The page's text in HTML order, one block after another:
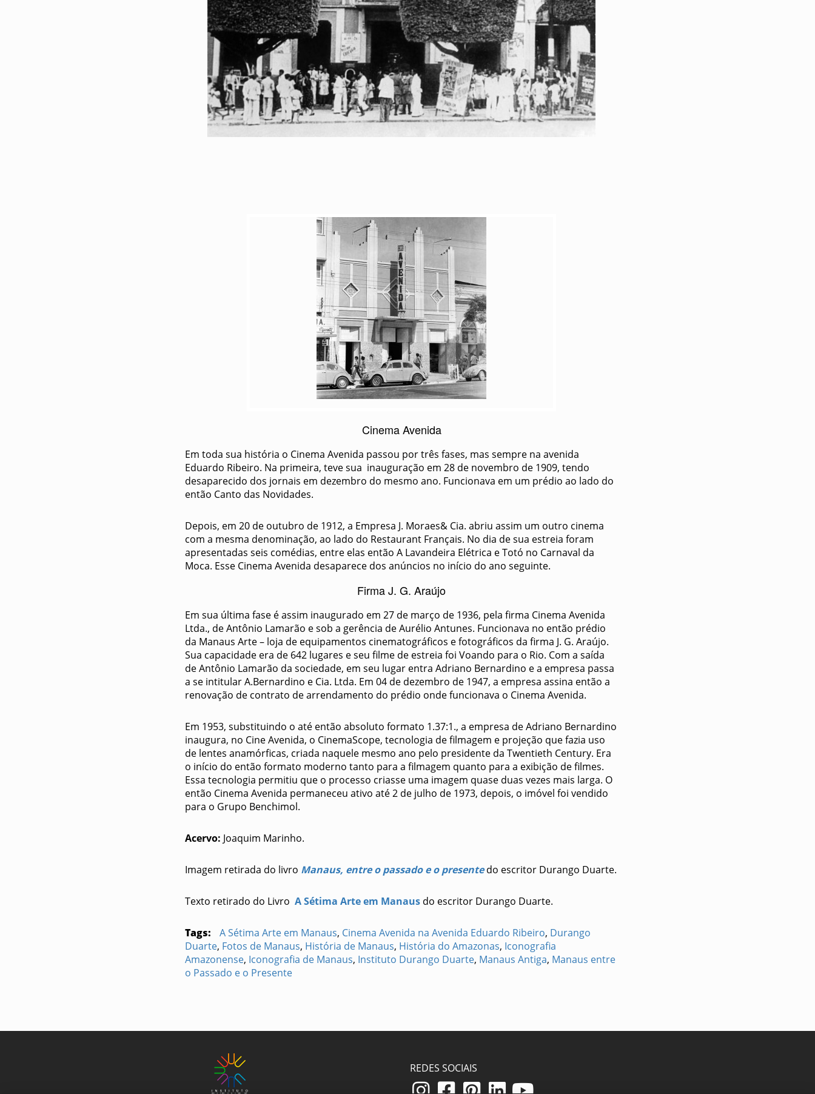
Cinema Avenida
Em toda sua história o Cinema Avenida passou por três fases, mas sempre na avenida
Eduardo Ribeiro. Na primeira, teve sua inauguração em 28 de novembro de 1909, tendo
desaparecido dos jornais em dezembro do mesmo ano. Funcionava em um prédio ao lado do
então Canto das Novidades.
Depois, em 20 de outubro de 1912, a Empresa J. Moraes& Cia. abriu assim um outro cinema
com a mesma denominação, ao lado do Restaurant Français. No dia de sua estreia foram
apresentadas seis comédias, entre elas então A Lavandeira Elétrica e Totó no Carnaval da
Moca. Esse Cinema Avenida desaparece dos anúncios no início do ano seguinte.
Firma J. G. Araújo
Em sua última fase é assim inaugurado em 27 de março de 1936, pela firma Cinema Avenida
Ltda., de Antônio Lamarão e sob a gerência de Aurélio Antunes. Funcionava no então prédio
da Manaus Arte – loja de equipamentos cinematográficos e fotográficos da firma J. G. Araújo.
Sua capacidade era de 642 lugares e seu filme de estreia foi Voando para o Rio. Com a saída
de Antônio Lamarão da sociedade, em seu lugar entra Adriano Bernardino e a empresa passa
a se intitular A.Bernardino e Cia. Ltda. Em 04 de dezembro de 1947, a empresa assina então a
renovação de contrato de arrendamento do prédio onde funcionava o Cinema Avenida.
Em 1953, substituindo o até então absoluto formato 1.37:1., a empresa de Adriano Bernardino
inaugura, no Cine Avenida, o CinemaScope, tecnologia de filmagem e projeção que fazia uso
de lentes anamórficas, criada naquele mesmo ano pelo presidente da Twentieth Century. Era
o início do então formato moderno tanto para a filmagem quanto para a exibição de filmes.
Essa tecnologia permitiu que o processo criasse uma imagem quase duas vezes mais larga. O
então Cinema Avenida permaneceu ativo até 2 de julho de 1973, depois, o imóvel foi vendido
para o Grupo Benchimol.
Acervo: Joaquim Marinho.
Imagem retirada do livro Manaus, entre o passado e o presentedo escritor Durango Duarte.
Texto retirado do Livro A Sétima Arte em Manaus do escritor Durango Duarte.
Tags: A Sétima Arte em Manaus, Cinema Avenida na Avenida Eduardo Ribeiro, Durango
Duarte, Fotos de Manaus, História de Manaus, História do Amazonas, Iconografia
Amazonense, Iconografia de Manaus, Instituto Durango Duarte, Manaus Antiga, Manaus entre
o Passado e o Presente
REDES SOCIAIS